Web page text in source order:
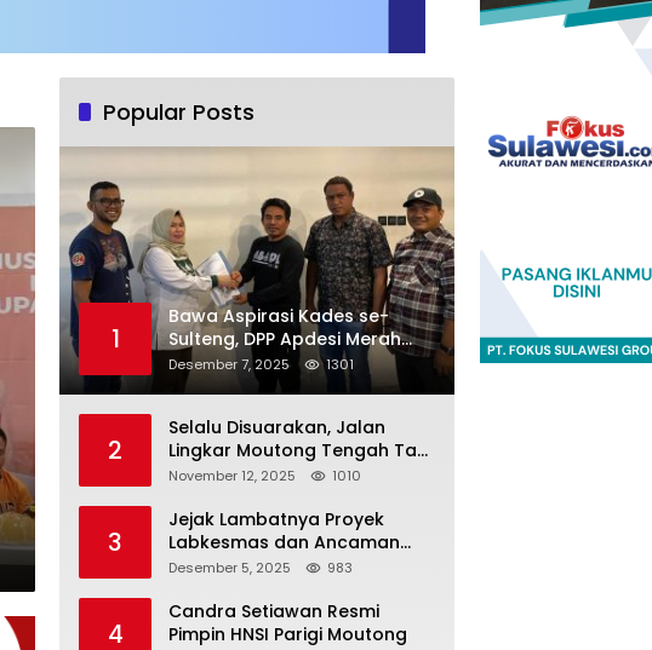
Popular Posts
1
Bawa Aspirasi Kades se-
Sulteng, DPP Apdesi Merah
Putih Temui Legislator Provinsi
Desember 7, 2025 1301
2
Selalu Disuarakan, Jalan
Lingkar Moutong Tengah Tak
Kunjung Dieksekusi
November 12, 2025 1010
3
Jejak Lambatnya Proyek
Labkesmas dan Ancaman
Pemutusan Kontrak
Desember 5, 2025 983
4
Candra Setiawan Resmi
Pimpin HNSI Parigi Moutong